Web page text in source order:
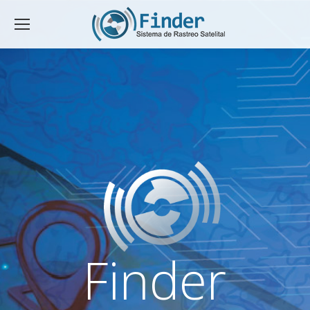
Finder